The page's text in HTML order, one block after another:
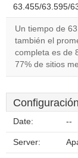
63.455/63.595/
Un tiempo de
también el
completa es de
77% de sitios
Date: --
Server: